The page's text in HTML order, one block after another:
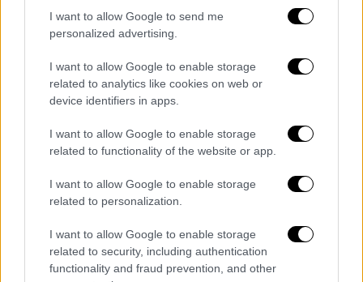
I want to allow Google to send me
personalized advertising.
I want to allow Google to enable storage
related to analytics like cookies on web or
device identifiers in apps.
I want to allow Google to enable storage
related to functionality of the website or app.
I want to allow Google to enable storage
related to personalization.
I want to allow Google to enable storage
related to security, including authentication
functionality and fraud prevention, and other
Λαμία. Ειδοποιήθηκε το κέντρο της
αστυνομίας, που έδωσε αμέσως εντολή για
που βρισκόντουσαν στο δρόμο, με αρνητικά
αποτελέσματα τουλάχιστον για την ώρα.
Τα σχολιά σας δημοσιεύονται άμεσα με δική σας ευθύνη. Το
διαγράφονται